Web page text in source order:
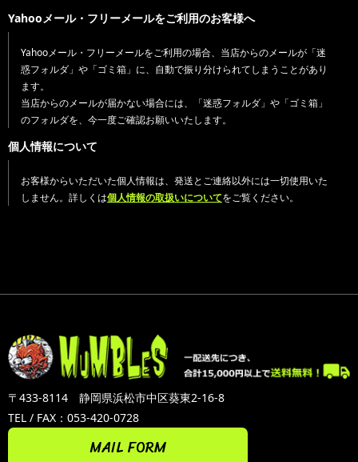
Yahooメール・フリーメールをご利用のお客様へ
Yahooメール・フリーメールをご利用の場合、当店からのメールが「迷
惑フォルダ」や「ゴミ箱」に、自動で振り分けられてしまうことがあり
ます。
当店からのメールが届かない場合には、「迷惑フォルダ」や「ゴミ箱」
のフォルダを、今一度ご確認お願いいたします。
個人情報について
お客様からいただいた個人情報は、発送とご連絡以外には一切使用いた
しません。詳しくは個人情報の取扱いについてをご覧ください。
〒433-8114 静岡県浜松市中区葵東2-16-8
TEL / FAX：053-420-0728
MAIL FORM